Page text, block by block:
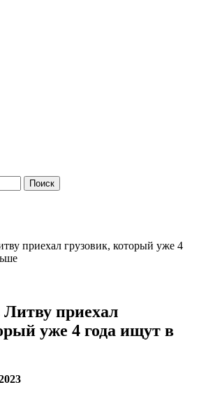
приехал грузовик, который уже 4
приехал
уже 4 года ищут в